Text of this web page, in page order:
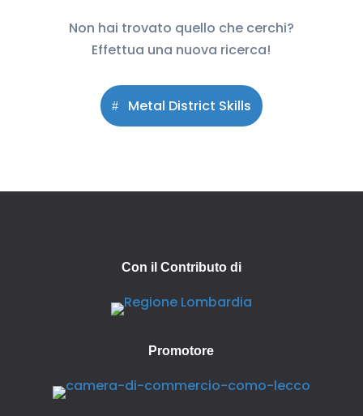
Non hai trovato quello che cerchi?
Effettua una nuova ricerca!
Metal District Skills
Con il Contributo di
Promotore